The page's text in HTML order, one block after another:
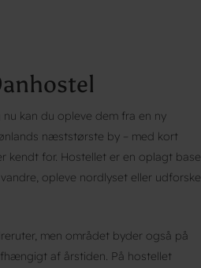
kan du opleve dem fra en ny
næststørste by – med kort
kendt for. Hostellet er en oplagt base
opleve nordlyset eller udforske
men området byder også på
af årstiden. På hostellet